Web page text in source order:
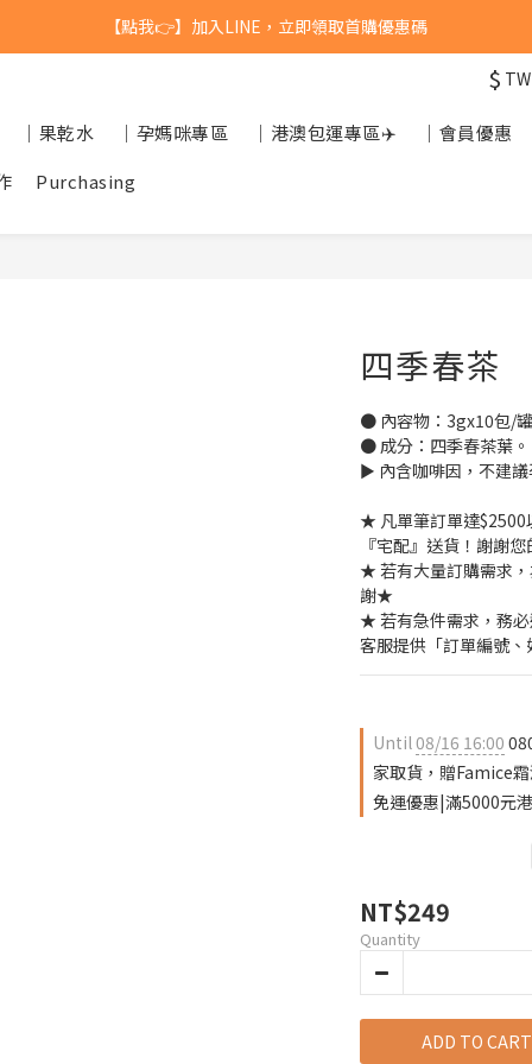
台灣$1200 免運 / 港澳 $5000 免運
【點我👉】加入淡果香小公寓🍎 享每月獨家優惠
$
｜果乾水 ｜孕媽咪專區 ｜港澳包運專區✈️
｜會員優惠
Purchasing
四季春茶
● 內容物：3gx10包/
● 成分：四季春茶葉。
► 內含咖啡因，不建
★ 凡單筆訂單達$2500
『宅配』送貨！謝謝
★ 若有大量訂購需求
謝★
★ 若有急件需求，務
客服提供「訂單編號
Until08/16 16:00
家取貨，贈Famice
免運優惠|滿5000元
NT$249
Quantity
ADD TO CART